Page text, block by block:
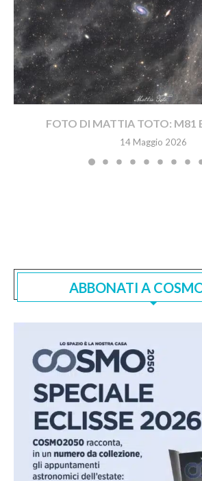
FOTO DI MATTIA TOTO: M81
14 Maggio 2026
ABBONATI A